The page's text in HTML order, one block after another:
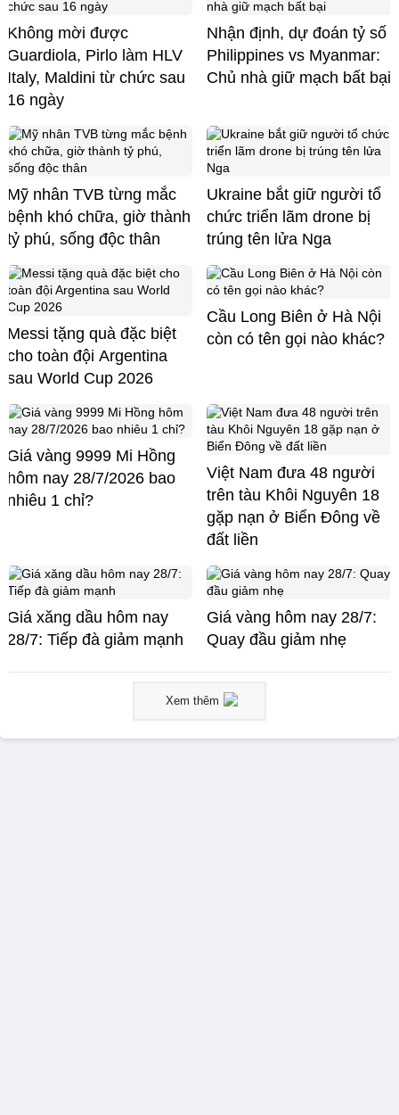
Không mời được
Guardiola, Pirlo làm HLV
Italy, Maldini từ chức sau
16 ngày
Nhận định, dự đoán tỷ số
Philippines vs Myanmar:
Chủ nhà giữ mạch bất bại
Mỹ nhân TVB từng mắc
bệnh khó chữa, giờ thành
tỷ phú, sống độc thân
Ukraine bắt giữ người tổ
chức triển lãm drone bị
trúng tên lửa Nga
Messi tặng quà đặc biệt
cho toàn đội Argentina
sau World Cup 2026
Cầu Long Biên ở Hà Nội
còn có tên gọi nào khác?
Giá vàng 9999 Mi Hồng
hôm nay 28/7/2026 bao
nhiêu 1 chỉ?
Việt Nam đưa 48 người
trên tàu Khôi Nguyên 18
gặp nạn ở Biển Đông về
đất liền
Giá xăng dầu hôm nay
28/7: Tiếp đà giảm mạnh
Giá vàng hôm nay 28/7:
Quay đầu giảm nhẹ
Xem thêm